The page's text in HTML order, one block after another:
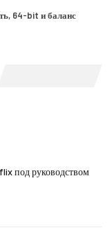
64-bit и баланс
под руководством